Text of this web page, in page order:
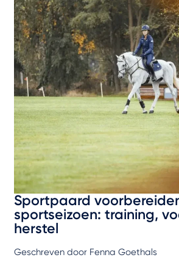
Sportpaard
sportseizoen: training,
herstel
Geschreven door Fenna Goethals